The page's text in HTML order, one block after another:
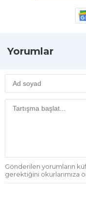
Yorumlar
Gönderilen yorumların
gerektiğini okurlarımıza